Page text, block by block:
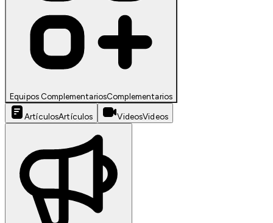
Equipos ComplementariosComplementarios
ArtículosArtículos VideosVideos